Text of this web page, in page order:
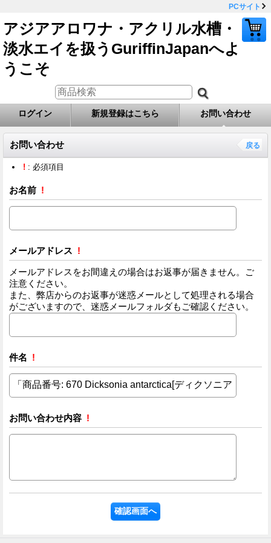
PCサイト
アジアアロワナ・アクリル水槽・
淡水エイを扱うGuriffinJapanへよ
うこそ
ログイン 新規登録はこちら お問い合わせ
お問い合わせ 戻る
! : 必須項目
お名前 !
メールアドレス !
メールアドレスをお間違えの場合はお返事が届きません。ご
注意ください。
また、弊店からのお返事が迷惑メールとして処理される場合
がございますので、迷惑メールフォルダもご確認ください。
件名 !
お問い合わせ内容 !